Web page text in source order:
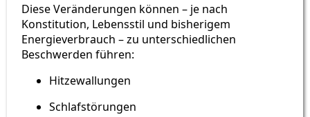
Diese Veränderungen können – je nach
Konstitution, Lebensstil und bisherigem
Energieverbrauch – zu unterschiedlichen
Beschwerden führen:
Hitzewallungen
Schlafstörungen